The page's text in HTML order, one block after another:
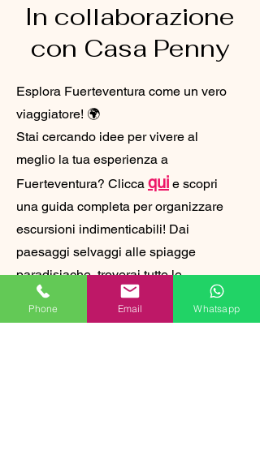
In collaborazione
con Casa Penny
Esplora Fuerteventura come un vero
viaggiatore! 🌍
Stai cercando idee per vivere al
meglio la tua esperienza a
Fuerteventura? Clicca qui e scopri
una guida completa per organizzare
escursioni indimenticabili! Dai
paesaggi selvaggi alle spiagge
paradisiache, troverai tutte le
informazioni per una gita perfetta
sull'isola. Non lasciarti scappare
Phone Email Whatsapp